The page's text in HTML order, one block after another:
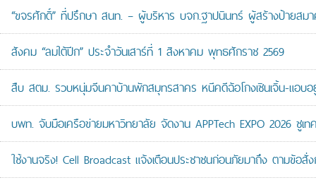
“ขจรศักดิ์” ที่ปรึกษา สนท. – ผู้บริหาร บจก.ฐาปนินทร์ ผู้สร้างป้ายสม
สังคม “ลมใต้ปีก” ประจำวันเสาร์ที่ 1 สิงหาคม พุทธศักราช 2569
สืบ สตม. รวบหนุ่มจีนคาบ้านพักสมุทรสาคร หนีคดีฉ้อโกงเซินเจิ้น-แอบอ
บพท. จับมือเครือข่ายมหาวิทยาลัย จัดงาน APPTech EXPO 2026 ชูเ
ใช้งานจริง! Cell Broadcast แจ้งเตือนประชาชนก่อนภัยมาถึง ตามข้อสั่